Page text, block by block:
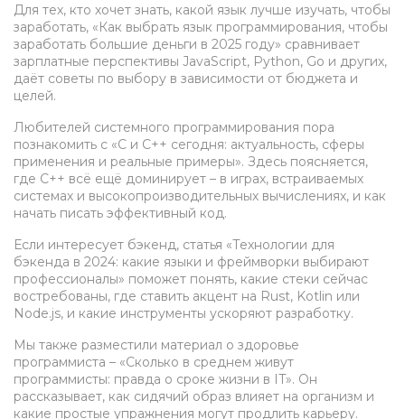
Для тех, кто хочет знать, какой язык лучше изучать, чтобы
заработать, «Как выбрать язык программирования, чтобы
заработать большие деньги в 2025 году» сравнивает
зарплатные перспективы JavaScript, Python, Go и других,
даёт советы по выбору в зависимости от бюджета и
целей.
Любителей системного программирования пора
познакомить с «C и C++ сегодня: актуальность, сферы
применения и реальные примеры». Здесь поясняется,
где C++ всё ещё доминирует – в играх, встраиваемых
системах и высокопроизводительных вычислениях, и как
начать писать эффективный код.
Если интересует бэкенд, статья «Технологии для
бэкенда в 2024: какие языки и фреймворки выбирают
профессионалы» поможет понять, какие стеки сейчас
востребованы, где ставить акцент на Rust, Kotlin или
Node.js, и какие инструменты ускоряют разработку.
Мы также разместили материал о здоровье
программиста – «Сколько в среднем живут
программисты: правда о сроке жизни в IT». Он
рассказывает, как сидячий образ влияет на организм и
какие простые упражнения могут продлить карьеру.